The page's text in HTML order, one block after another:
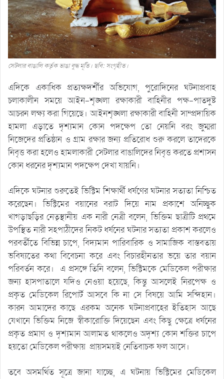
সেটলার বাঙালি কর্তৃক ভাঙা বুদ্ধ মূর্তি। ছবি: সংগৃহীত।
এদিকে একাধিক প্রত্যক্ষদর্শীর অভিযোগ, পুরোদিনের ঘটনাপ্রবাহ
চলাকালীন সময়ে আইন-শৃঙ্খলা রক্ষাকারী বাহিনীর পক্ষ-পাতদুষ্ট
আচরন লক্ষ্য করা গিয়েছে। আইনশৃঙ্খলা রক্ষাকারী বাহিনী সাম্প্রদায়িক
হামলা এড়াতে দৃশ্যমান কোন পদক্ষেপ তো নেয়নি বরং জুম্মরা
নিজেদের প্রতিষ্ঠান ও গ্রাম রক্ষার জন্য প্রতিরোধ শুরু করলে তাদেরকে
নিবৃত্ত করা হলেও হামলাকারী সেটলার বাঙালিদের নিবৃত্ত করতে প্রশাসন
কোন ধরনের দৃশ্যমান পদক্ষেপ দেখা যায়নি।
এদিকে ঘটনার শুরুতেই ভিক্টিম শিক্ষার্থী ধর্ষণের ঘটনার সত্যতা নিশ্চিত
করেছেন। ভিক্টিমের বয়ানের বরাট দিয়ে নাম প্রকাশে অনিচ্ছুক
খাগড়াছড়ির নেতৃস্থানীয় এক নারী নেত্রী বলেন, ভিক্তিম ছাত্রীটি প্রথমে
উপস্থিত নারী সহপাঠীদের নিকট ধর্ষনের ঘটনার সত্যতা প্রকাশ করলেও
পরবর্তীতে বিভিন্ন চাপে, বিদ্যমান পারিবারিক ও সামাজিক বাস্তবতায়
ভবিষ্যতের কথা বিবেচনা করে এবং বিচারহীনতার ভয়ে তার বয়ান
পরিবর্তন করে। এ প্রসঙ্গে তিনি বলেন, ভিক্টিমকে মেডিকেল পরীক্ষার
জন্য হাসপাতালে যদিও নেওয়া হয়েছে, কিন্তু আসলেই নিরপেক্ষ ও
প্রকৃত মেডিকেল রিপোর্ট আসবে কি না সে বিষয়ে আমি সন্দিহান।
কারন আমাদের কাছে এরকম অনেক ঘটনাপ্রবাহের ইতিহাস আছে
যেখানে ভিক্তিম নিজে স্বীকারোক্তি দিয়েছেন এবং কিছু ক্ষেত্রে ধর্ষনের
প্রকৃত প্রমাণ ও দৃশ্যমান আলামত থাকলেও অদৃশ্য কোন শক্তির চাপে
হয়তো মেডিকেল পরীক্ষায় প্রায়সময়ই নেতিবাচক ফল আসে।
তবে অসমর্থিত সূত্রে জানা যাচ্ছে, এ ঘটনায় ভিক্টিমের মেডিকেল